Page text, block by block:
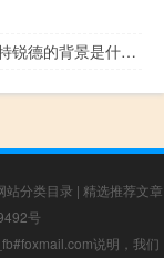
于德翔等创立特锐德的背景（于德翔等创立特锐德的背景是什么）
站分类目录 | 精选推荐文章
号
说明，我们